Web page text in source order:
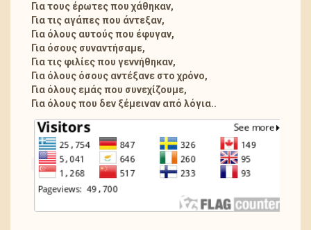
Για τους έρωτες που χάθηκαν,
Για τις αγάπες που άντεξαν,
Για όλους αυτούς που έφυγαν,
Για όσους συναντήσαμε,
Για τις φιλίες που γεννήθηκαν,
Για όλους όσους αντέξανε στο χρόνο,
Για όλους εμάς που συνεχίζουμε,
Για όλους που δεν ξέμειναν από λόγια..